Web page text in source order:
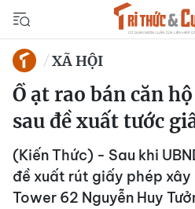
XÃ HỘI
Ồ ạt rao bán căn
sau đề xuất tước
(Kiến Thức) - Sau khi
đề xuất rút giấy phép xây
Tower 62 Nguyễn Huy